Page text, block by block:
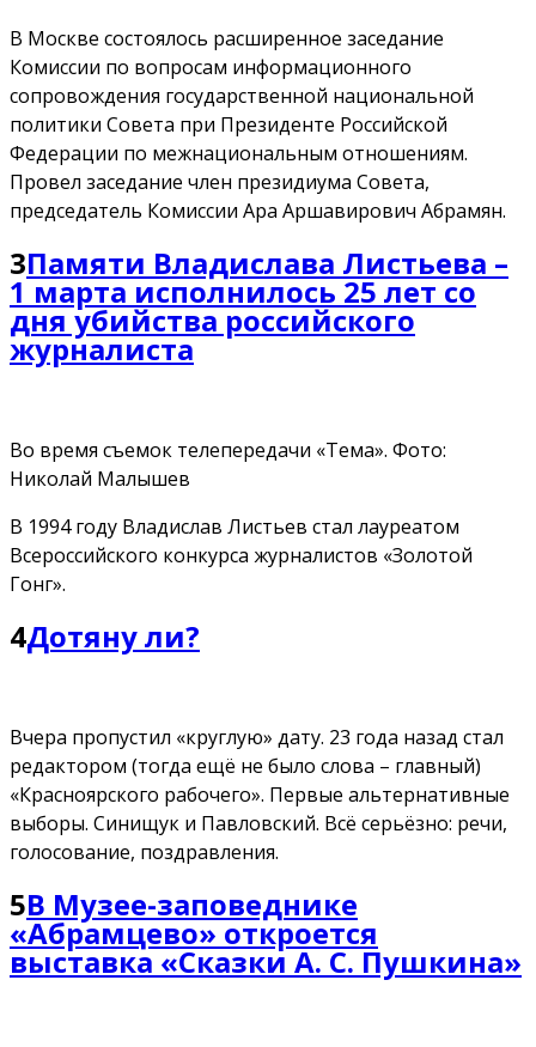
В Москве состоялось расширенное заседание
Комиссии по вопросам информационного
сопровождения государственной национальной
политики Совета при Президенте Российской
Федерации по межнациональным отношениям.
Провел заседание член президиума Совета,
председатель Комиссии Ара Аршавирович Абрамян.
3Памяти Владислава Листьева –
1 марта исполнилось 25 лет со
дня убийства российского
журналиста
Во время съемок телепередачи «Тема». Фото:
Николай Малышев
В 1994 году Владислав Листьев стал лауреатом
Всероссийского конкурса журналистов «Золотой
Гонг».
4Дотяну ли?
Вчера пропустил «круглую» дату. 23 года назад стал
редактором (тогда ещё не было слова – главный)
«Красноярского рабочего». Первые альтернативные
выборы. Синищук и Павловский. Всё серьёзно: речи,
голосование, поздравления.
5В Музее-заповеднике
«Абрамцево» откроется
выставка «Сказки А. С. Пушкина»